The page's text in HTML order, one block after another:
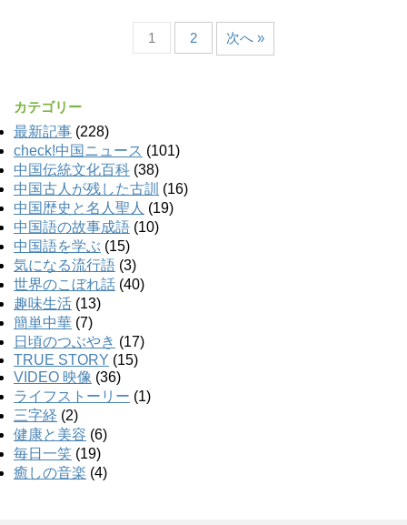
1 2 次へ »
カテゴリー
最新記事 (228)
check!中国ニュース (101)
中国伝統文化百科 (38)
中国古人が残した古訓
(16)
中国歴史と名人聖人 (19)
中国語の故事成語 (10)
中国語を学ぶ (15)
気になる流行語 (3)
世界のこぼれ話 (40)
趣味生活 (13)
簡単中華 (7)
日頃のつぶやき (17)
TRUE STORY (15)
VIDEO 映像 (36)
ライフストーリー (1)
三字経 (2)
健康と美容 (6)
毎日一笑 (19)
癒しの音楽 (4)